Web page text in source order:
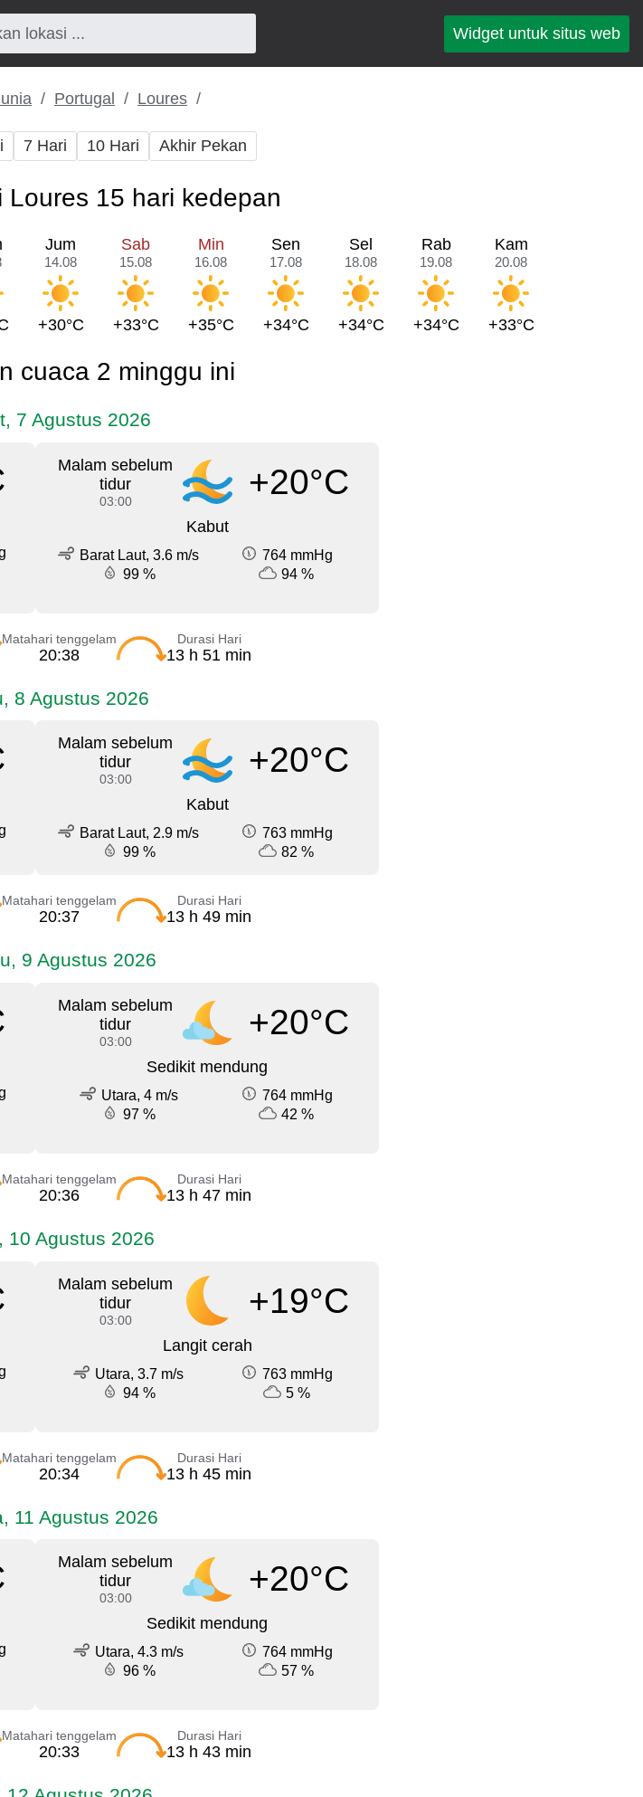
Widget untuk situs web
Portugal Loures
7 Hari 10 Hari Akhir Pekan
Loures 15 hari kedepan
Jum
14.08
+30°C
Sab
15.08
+33°C
Min
16.08
+35°C
Sen
17.08
+34°C
Sel
18.08
+34°C
Rab
19.08
+34°C
Kam
20.08
+33°C
cuaca 2 minggu ini
7 Agustus 2026
Malam sebelum
tidur
03:00 +20°C
Kabut
Barat Laut, 3.6 m/s
764 mmHg
99 %
94 %
Matahari tenggelam
20:38
Durasi Hari
13 h 51 min
8 Agustus 2026
Malam sebelum
tidur
03:00 +20°C
Kabut
Barat Laut, 2.9 m/s
763 mmHg
99 %
82 %
Matahari tenggelam
20:37
Durasi Hari
13 h 49 min
9 Agustus 2026
Malam sebelum
tidur
03:00 +20°C
Sedikit mendung
Utara, 4 m/s
764 mmHg
97 %
42 %
Matahari tenggelam
20:36
Durasi Hari
13 h 47 min
10 Agustus 2026
Malam sebelum
tidur
03:00 +19°C
Langit cerah
Utara, 3.7 m/s
763 mmHg
94 %
5 %
Matahari tenggelam
20:34
Durasi Hari
13 h 45 min
11 Agustus 2026
Malam sebelum
tidur
03:00 +20°C
Sedikit mendung
Utara, 4.3 m/s
764 mmHg
96 %
57 %
Matahari tenggelam
20:33
Durasi Hari
13 h 43 min